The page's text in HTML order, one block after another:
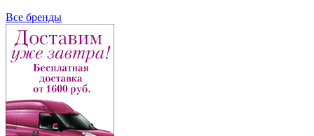
Все бренды